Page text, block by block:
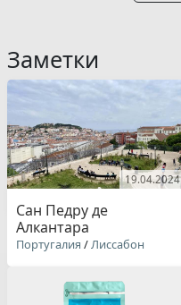
Заметки
19.04.2024
Сан Педру де
Алкантара
Португалия /Лиссабон